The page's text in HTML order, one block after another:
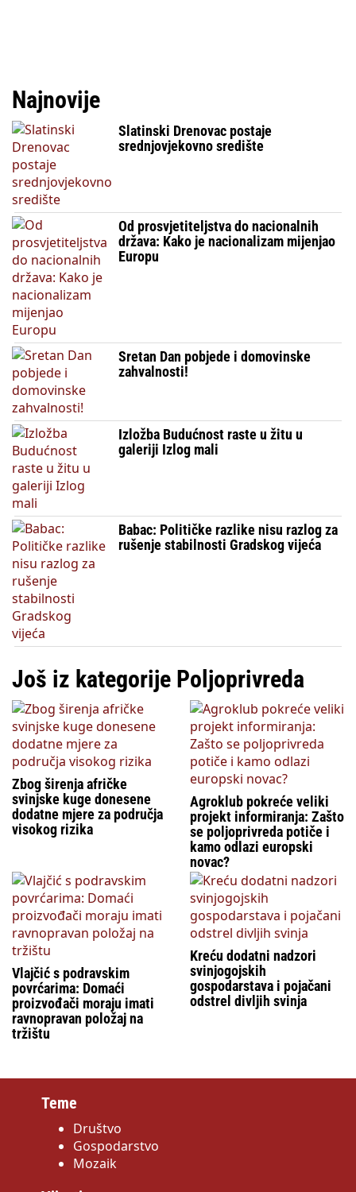
Najnovije
Slatinski Drenovac postaje
srednjovjekovno središte
Od prosvjetiteljstva do nacionalnih
država: Kako je nacionalizam mijenjao
Europu
Sretan Dan pobjede i domovinske
zahvalnosti!
Izložba Budućnost raste u žitu u
galeriji Izlog mali
Babac: Političke razlike nisu razlog za
rušenje stabilnosti Gradskog vijeća
Još iz kategorije Poljoprivreda
Zbog širenja afričke
svinjske kuge donesene
dodatne mjere za područja
visokog rizika
Agroklub pokreće veliki
projekt informiranja: Zašto
se poljoprivreda potiče i
kamo odlazi europski
novac?
Vlajčić s podravskim
povrćarima: Domaći
proizvođači moraju imati
ravnopravan položaj na
tržištu
Kreću dodatni nadzori
svinjogojskih
gospodarstava i pojačani
odstrel divljih svinja
Teme
Društvo
Gospodarstvo
Mozaik